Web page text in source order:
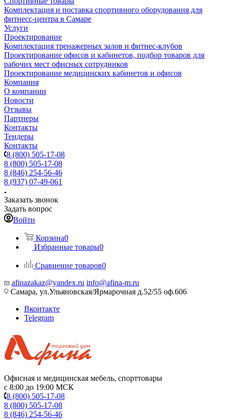
Комплектация и поставка спортивного оборудования для
фитнесс-центра в Самаре
Услуги
Проектирование
Комплектация тренажерных залов и фитнес-клубов
Проектирование офисов и кабинетов, подбор товаров для
рабочих мест офисных сотрудников
Проектирование медицинских кабинетов и офисов
Компания
О компании
Новости
Отзывы
Партнеры
Контакты
Тендеры
Контакты
8 (800) 505-17-08
8 (800) 505-17-08
8 (846) 254-56-46
8 (937) 07-49-061
Заказать звонок
Задать вопрос
Войти
Корзина0
Избранные товары0
Сравнение товаров0
afinazakaz@yandex.ru info@afina-m.ru
Самара, ул.Ульяновская/Ярмарочная д.52/55 оф.606
Вконтакте
Telegram
Офисная и медицинская мебель, спорттовары
с 8:00 до 19:00 МСК
8 (800) 505-17-08
8 (800) 505-17-08
8 (846) 254-56-46